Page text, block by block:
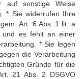
auf sonstige Weise
* Sie widerrufen Ihre
Art. 6 Abs. 1 lit. a
es fehlt an einer
* Sie legen
die Verarbeitung
Gründe für die
21 Abs. 2 DSGVO